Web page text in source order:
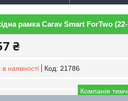
рамка Carav Smart ForTwo
₴
наявності Код: 21786
Компанія